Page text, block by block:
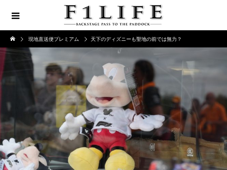
現地直送便プレミアム 天下のディズニーも聖地の前では無力？